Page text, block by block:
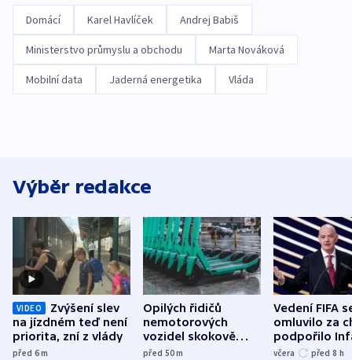
Domácí Karel Havlíček Andrej Babiš
Ministerstvo průmyslu a obchodu Marta Nováková
Mobilní data Jaderná energetika Vláda
Výběr redakce
VIDEO
Zvýšení slev
na jízdném teď není
priorita, zní z vlády
před 6m
Opilých řidičů
nemotorových
vozidel skokově
přibylo, nejvíc ve
před 50m
Vedení FIFA
omluvilo za
podpořilo
UEFA trvá na
včera před 8 h